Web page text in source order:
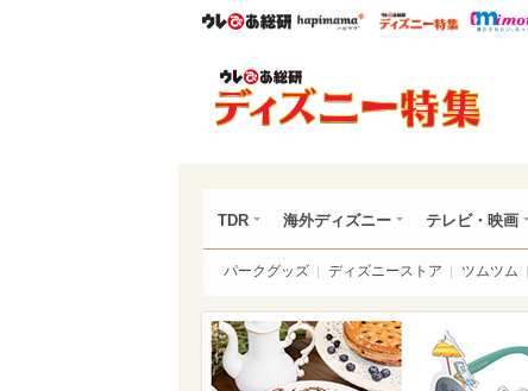
ウレぴあ総研ハピママ* ウレぴ
TDR 海外ディズニー テレビ・映画
パークグッズ ディズニーストア ツムツム